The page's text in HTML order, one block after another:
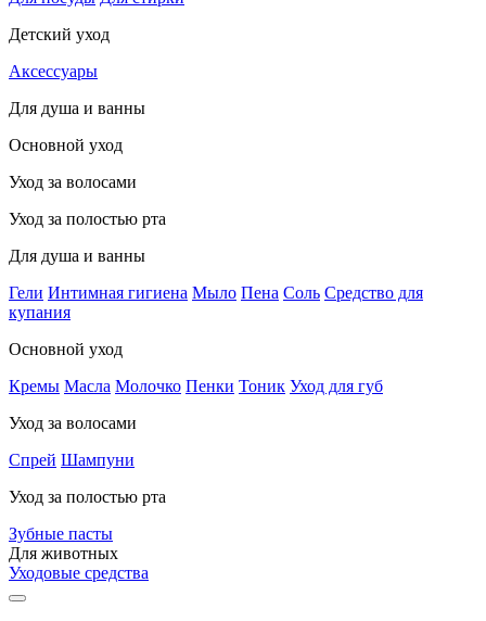
Детский уход
Аксессуары
Для душа и ванны
Основной уход
Уход за волосами
Уход за полостью рта
Для душа и ванны
Гели Интимная гигиена Мыло Пена Соль Средство для
купания
Основной уход
Кремы Масла Молочко Пенки Тоник Уход для губ
Уход за волосами
Спрей Шампуни
Уход за полостью рта
Зубные пасты
Для животных
Уходовые средства